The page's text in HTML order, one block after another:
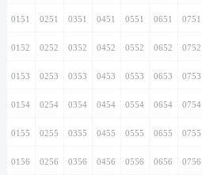
0151 0251 0351 0451 0551 0651 0751
0152 0252 0352 0452 0552 0652 0752
0153 0253 0353 0453 0553 0653 0753
0154 0254 0354 0454 0554 0654 0754
0155 0255 0355 0455 0555 0655 0755
0156 0256 0356 0456 0556 0656 0756